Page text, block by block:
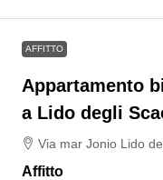
AFFITTO
Appartamento
a Lido degli
Via mar Jonio Lido
Affitto